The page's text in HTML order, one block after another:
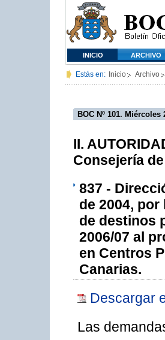
INICIO ARCHIVO
Estás en: Inicio Archivo
BOC Nº 101. Miércoles
II.
Consejería
837 -
de 2004,
de destinos
2006/07 al
en Centros
Canarias.
Descargar
Las